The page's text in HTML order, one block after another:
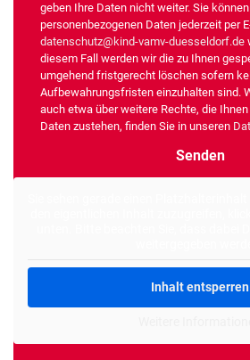
geben Ihre Daten nicht weiter. Sie
personenbezogenen Daten jederzeit per
datenschutz@kind-vamv-duesseldorf.de
diesem Fall werden wir die zu Ihnen
umgehend fristgerecht löschen sofern
Aufbewahrungsfristen einzuhalten sind.
auch etwa über weitere Rechte, die
Daten zustehen, finden Sie in unseren
Inhalt entsperren